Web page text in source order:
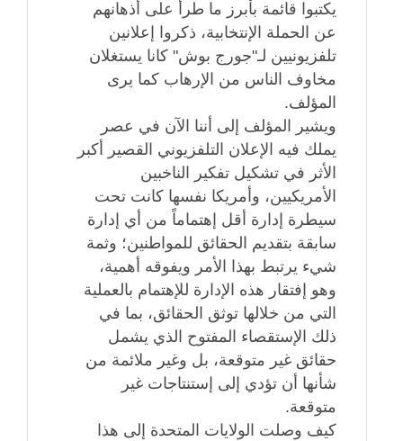
يكتبوا قائمة بأبرز ما طرأ على أذهانهم
عن الحملة الإنتخابية، ذكروا إعلانين
تلفزيونيين لـ"جورج بوش" كانا يستغلان
مخاوف الناس من الإرهاب كما يرى
المؤلف.
ويشير المؤلف إلى أننا الآن في عصر
يملك فيه الإعلان التلفزيوني القصير أكبر
الأثر في تشكيل تفكير الناخبين
الأمريكيين، وأمريكا نفسها كانت تحت
سيطرة إدارة أقل إهتماماً من أي إدارة
سابقة بتقديم الحقائق للمواطنين؛ وثمة
شيء يرتبط بهذا الأمر ويفوقه أهمية،
وهو إفتقار هذه الإدارة للإهتمام بالعملية
التي من خلالها توثق الحقائق، بما في
ذلك الإستقصاء المفتوح الذي يشمل
حقائق غير متوقعة، بل وغير ملائمة من
شأنها أن تؤدي إلى إستنتاجات غير
متوقعة.
كيف وصلت الولايات المتحدة إلى هذا